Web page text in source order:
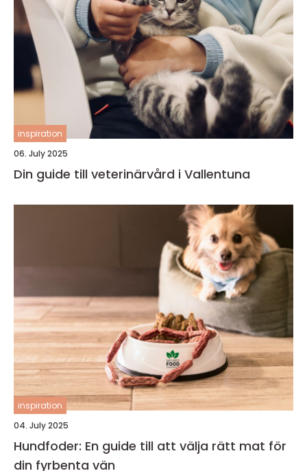
inspiration
06. July 2025
Din guide till veterinärvård i Vallentuna
inspiration
04. July 2025
Hundfoder: En guide till att välja rätt mat för
din fyrbenta vän